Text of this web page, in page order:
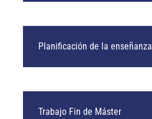
Planificación de la enseñanza
Trabajo Fin de Máster